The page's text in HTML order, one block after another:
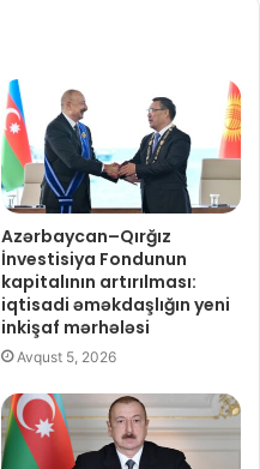
Azərbaycan–Qırğız
İnvestisiya Fondunun
kapitalının artırılması:
iqtisadi əməkdaşlığın yeni
inkişaf mərhələsi
Avqust 5, 2026